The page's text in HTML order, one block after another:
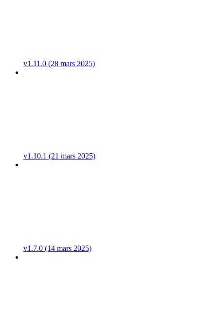
v1.11.0 (28 mars 2025)
v1.10.1 (21 mars 2025)
v1.7.0 (14 mars 2025)